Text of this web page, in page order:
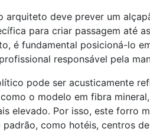
arquiteto deve prever um
para criar passagem até
é fundamental posicioná-lo
responsável pela
pode ser acusticamente
o modelo em fibra
elevado. Por isso, este forro
como hotéis, centros